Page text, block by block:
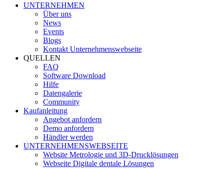
UNTERNEHMEN
Über uns
News
Events
Blogs
Kontakt Unternehmenswebseite
QUELLEN
FAQ
Software Download
Hilfe
Datengalerie
Community
Kaufanleitung
Angebot anfordern
Demo anfordern
Händler werden
UNTERNEHMENSWEBSEITE
Website Metrologie und 3D-Drucklösungen
Webseite Digitale dentale Lösungen